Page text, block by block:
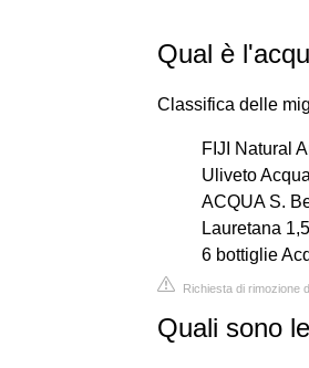
Qual è
Classifica delle
FIJI Natural
Uliveto
ACQUA S.
Lauretana
6 bottiglie
Richiesta di rimozione
Quali sono